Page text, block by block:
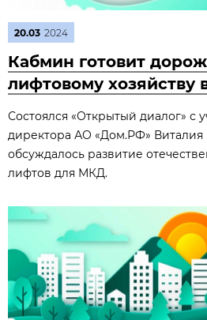
20.03 2024
Кабмин готовит
лифтовому хозяйству
Состоялся «Открытый диалог» с
директора АО «Дом.РФ» Виталия
обсуждалось развитие
лифтов для МКД.